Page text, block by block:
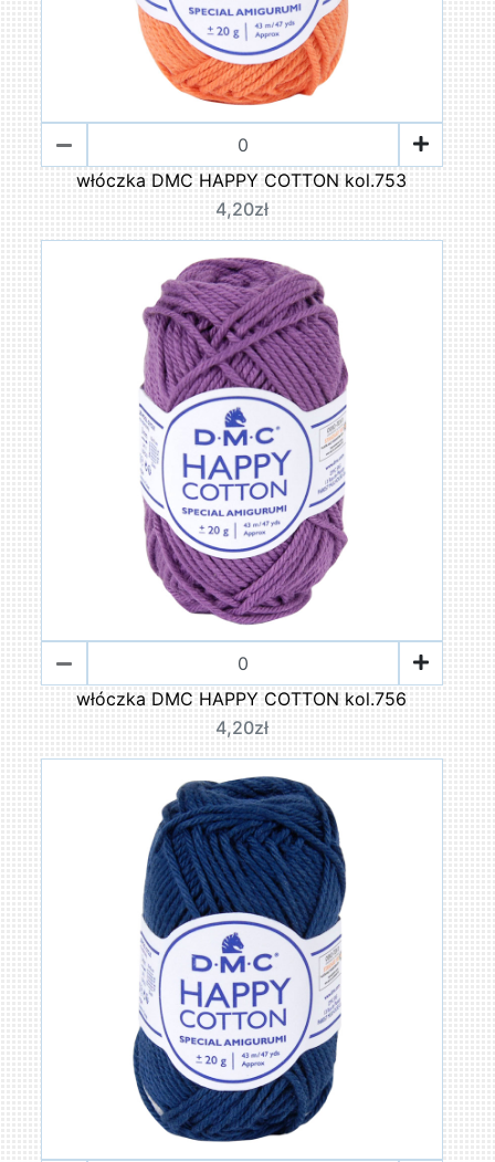
włóczka DMC HAPPY COTTON kol.753
4,20zł
włóczka DMC HAPPY COTTON kol.756
4,20zł